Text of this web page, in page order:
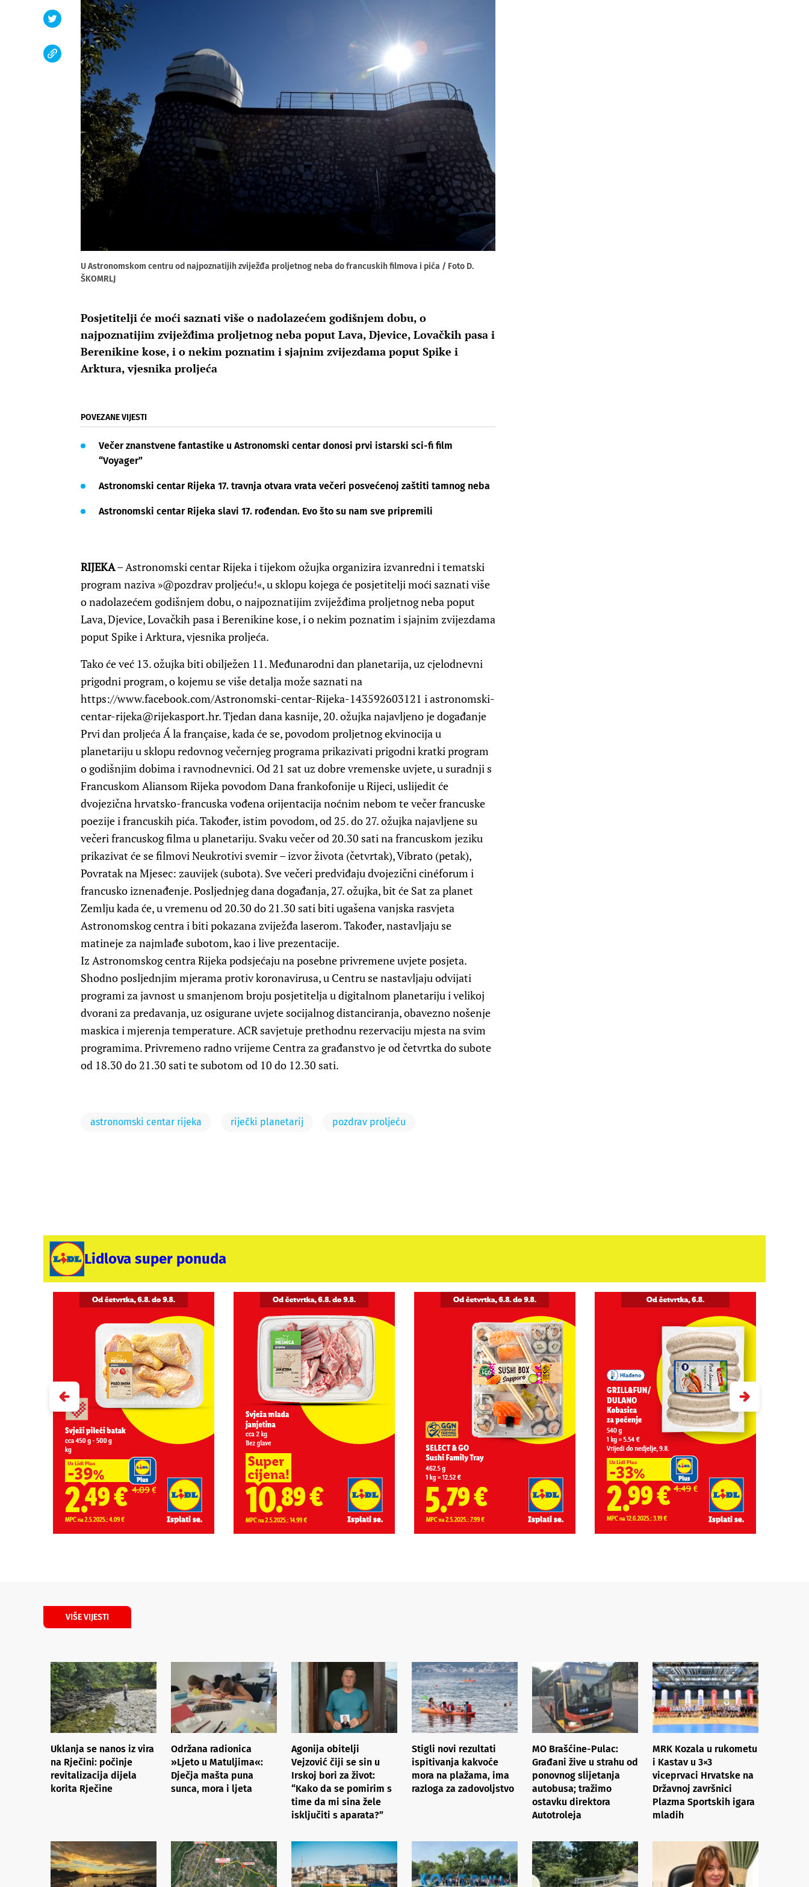
U Astronomskom centru od najpoznatijih zviježđa proljetnog neba do francuskih filmova i pića / Foto D.
ŠKOMRLJ
Posjetitelji će moći saznati više o nadolazećem godišnjem dobu, o
najpoznatijim zviježđima proljetnog neba poput Lava, Djevice, Lovačkih pasa i
Berenikine kose, i o nekim poznatim i sjajnim zvijezdama poput Spike i
Arktura, vjesnika proljeća
POVEZANE VIJESTI
Večer znanstvene fantastike u Astronomski centar donosi prvi istarski sci-fi film
“Voyager”
Astronomski centar Rijeka 17. travnja otvara vrata večeri posvećenoj zaštiti tamnog neba
Astronomski centar Rijeka slavi 17. rođendan. Evo što su nam sve pripremili
RIJEKA– Astronomski centar Rijeka i tijekom ožujka organizira izvanredni i tematski
program naziva »@pozdrav proljeću!«, u sklopu kojega će posjetitelji moći saznati više
o nadolazećem godišnjem dobu, o najpoznatijim zviježđima proljetnog neba poput
Lava, Djevice, Lovačkih pasa i Berenikine kose, i o nekim poznatim i sjajnim zvijezdama
poput Spike i Arktura, vjesnika proljeća.
Tako će već 13. ožujka biti obilježen 11. Međunarodni dan planetarija, uz cjelodnevni
prigodni program, o kojemu se više detalja može saznati na
https://www.facebook.com/Astronomski-centar-Rijeka-143592603121 iastronomski-
centar-rijeka@rijekasport.hr. Tjedan dana kasnije, 20. ožujka najavljeno je događanje
Prvi dan proljeća Á la française, kada će se, povodom proljetnog ekvinocija u
planetariju u sklopu redovnog večernjeg programa prikazivati prigodni kratki program
o godišnjim dobima i ravnodnevnici. Od 21 sat uz dobre vremenske uvjete, u suradnji s
Francuskom Aliansom Rijeka povodom Dana frankofonije u Rijeci, uslijedit će
dvojezična hrvatsko-francuska vođena orijentacija noćnim nebom te večer francuske
poezije i francuskih pića. Također, istim povodom, od 25. do 27. ožujka najavljene su
večeri francuskog filma u planetariju. Svaku večer od 20.30 sati na francuskom jeziku
prikazivat će se filmovi Neukrotivi svemir – izvor života (četvrtak), Vibrato (petak),
Povratak na Mjesec: zauvijek (subota). Sve večeri predviđaju dvojezični cinéforum i
francusko iznenađenje. Posljednjeg dana događanja, 27. ožujka, bit će Sat za planet
Zemlju kada će, u vremenu od 20.30 do 21.30 sati biti ugašena vanjska rasvjeta
Astronomskog centra i biti pokazana zviježđa laserom. Također, nastavljaju se
matineje za najmlađe subotom, kao i live prezentacije.
Iz Astronomskog centra Rijeka podsjećaju na posebne privremene uvjete posjeta.
Shodno posljednjim mjerama protiv koronavirusa, u Centru se nastavljaju odvijati
programi za javnost u smanjenom broju posjetitelja u digitalnom planetariju i velikoj
dvorani za predavanja, uz osigurane uvjete socijalnog distanciranja, obavezno nošenje
maskica i mjerenja temperature. ACR savjetuje prethodnu rezervaciju mjesta na svim
programima. Privremeno radno vrijeme Centra za građanstvo je od četvrtka do subote
od 18.30 do 21.30 sati te subotom od 10 do 12.30 sati.
astronomski centar rijeka riječki planetarij pozdrav proljeću
Lidlova super ponuda
VIŠE VIJESTI
Uklanja se nanos iz vira
na Rječini: počinje
revitalizacija dijela
korita Rječine
Održana radionica
»Ljeto u Matuljima«:
Dječja mašta puna
sunca, mora i ljeta
Agonija obitelji
Vejzović čiji se sin u
Irskoj bori za život:
“Kako da se pomirim s
time da mi sina žele
isključiti s aparata?”
Stigli novi rezultati
ispitivanja kakvoće
mora na plažama, ima
razloga za zadovoljstvo
MO Brašćine-Pulac:
Građani žive u strahu od
ponovnog slijetanja
autobusa; tražimo
ostavku direktora
Autotroleja
MRK Kozala u rukometu
i Kastav u 3×3
viceprvaci Hrvatske na
Državnoj završnici
Plazma Sportskih igara
mladih